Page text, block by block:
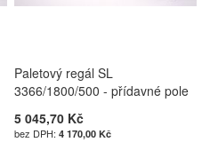
Paletový regál SL
3366/1800/500 - přídavné pole
5 045,70 Kč
4 170,00 Kč